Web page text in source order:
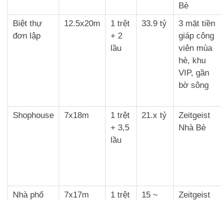
Bè
Biệt thự
đơn lập
12.5x20m
1 trệt
+ 2
lầu
33.9 tỷ
3 mặt tiền
giáp công
viên mùa
hè, khu
VIP, gần
bờ sông
Shophouse 7x18m
1 trệt
+ 3,5
lầu
21.x tỷ
Zeitgeist
Nhà Bè
Nhà phố
7x17m
1 trệt
15 ~
Zeitgeist